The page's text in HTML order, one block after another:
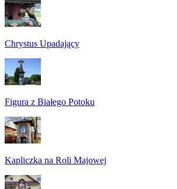
Chrystus Upadający
Figura z Białego Potoku
Kapliczka na Roli Majowej